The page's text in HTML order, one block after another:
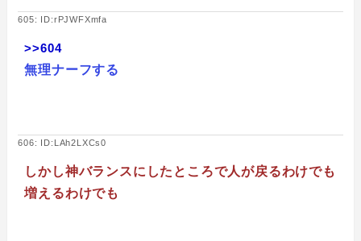
605: ID:rPJWFXmfa
>>604
無理ナーフする
606: ID:LAh2LXCs0
しかし神バランスにしたところで人が戻るわけでも
増えるわけでも